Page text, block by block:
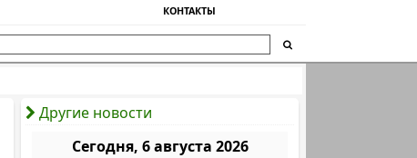
КОНТАКТЫ
Другие новости
Сегодня, 6 августа 2026